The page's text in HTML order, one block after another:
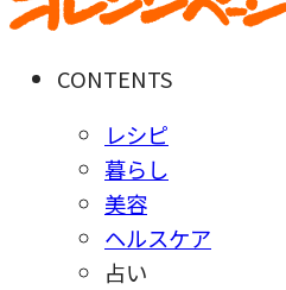
CONTENTS
レシピ
暮らし
美容
ヘルスケア
占い